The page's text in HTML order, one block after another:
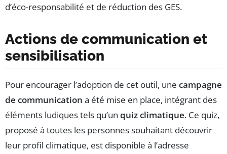
d’éco-responsabilité et de réduction des GES.
Actions de communication et
sensibilisation
Pour encourager l’adoption de cet outil, une campagne
de communication a été mise en place, intégrant des
éléments ludiques tels qu’un quiz climatique. Ce quiz,
proposé à toutes les personnes souhaitant découvrir
leur profil climatique, est disponible à l’adresse